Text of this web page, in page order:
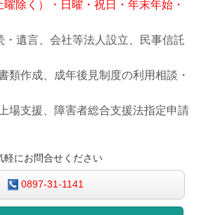
除く）・日曜・祝日・年末年始・
・遺言、会社等法人設立、民事信託
類作成、成年後見制度の利用相談・
場支援、障害者総合支援法指定申請
軽にお問合せください
0897-31-1141